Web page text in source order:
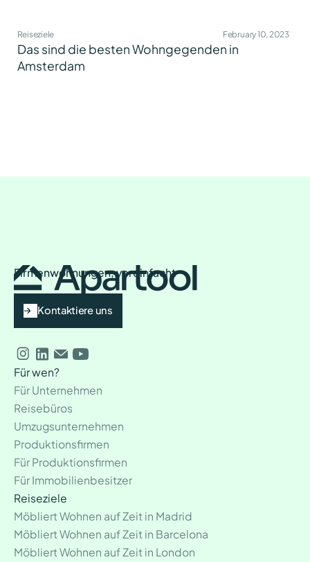
Reiseziele February 10, 2023
Das sind die besten Wohngegenden in
Amsterdam
Firmenwohnungen, vereinfacht
Kontaktiere uns
Für wen?
Für Unternehmen
Reisebüros
Umzugsunternehmen
Produktionsfirmen
Für Produktionsfirmen
Für Immobilienbesitzer
Reiseziele
Möbliert Wohnen auf Zeit in Madrid
Möbliert Wohnen auf Zeit in Barcelona
Möbliert Wohnen auf Zeit in London